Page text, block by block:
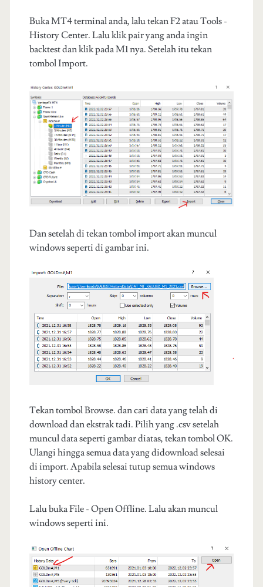
Buka MT4 terminal anda, lalu tekan F2 atau Tools -
History Center. Lalu klik pair yang anda ingin
backtest dan klik pada M1 nya. Setelah itu tekan
tombol Import.
Dan setelah di tekan tombol import akan muncul
windows seperti di gambar ini.
Tekan tombol Browse. dan cari data yang telah di
download dan ekstrak tadi. Pilih yang .csv setelah
muncul data seperti gambar diatas, tekan tombol OK.
Ulangi hingga semua data yang didownload selesai
di import. Apabila selesai tutup semua windows
history center.
Lalu buka File - Open Offline. Lalu akan muncul
windows seperti ini.